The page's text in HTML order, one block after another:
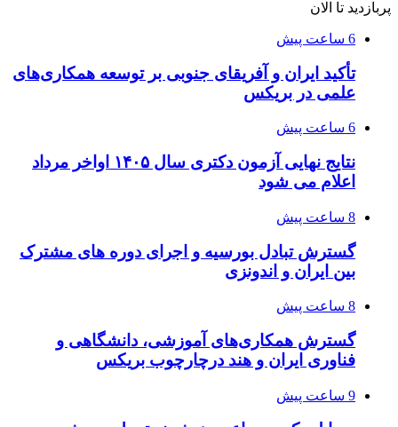
پربازدید تا الان
6 ساعت پیش
تأکید ایران و آفریقای جنوبی بر توسعه همکاری‌های
علمی در بریکس
6 ساعت پیش
نتایج نهایی آزمون دکتری سال ۱۴۰۵ اواخر مرداد
اعلام می شود
8 ساعت پیش
گسترش تبادل بورسیه و اجرای دوره های مشترک
بین ایران و اندونزی
8 ساعت پیش
گسترش همکاری‌های آموزشی، دانشگاهی و
فناوری ایران و هند درچارچوب بریکس
9 ساعت پیش